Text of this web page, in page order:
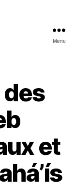
Menu
et